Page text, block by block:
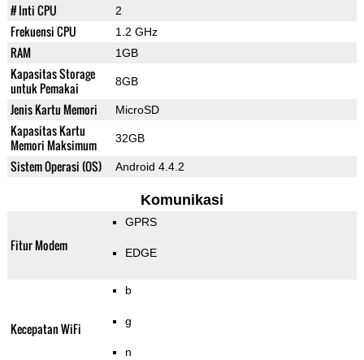
# Inti CPU 2
Frekuensi CPU 1.2 GHz
RAM 1GB
Kapasitas Storage
untuk Pemakai
8GB
Jenis Kartu Memori MicroSD
Kapasitas Kartu
Memori Maksimum
32GB
Sistem Operasi (OS) Android 4.4.2
Komunikasi
Fitur Modem
GPRS
EDGE
Kecepatan WiFi
b
g
n